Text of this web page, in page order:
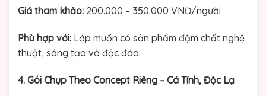
Giá tham khảo: 200.000 – 350.000 VNĐ/người
Phù hợp với: Lớp muốn có sản phẩm đậm chất nghệ
thuật, sáng tạo và độc đáo.
4. Gói Chụp Theo Concept Riêng – Cá Tính, Độc Lạ